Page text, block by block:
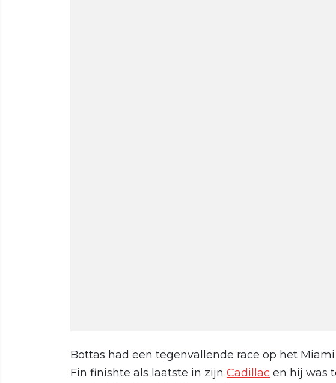
Bottas had een tegenvallende race op het
Fin finishte als laatste in zijn Cadillac en hij was